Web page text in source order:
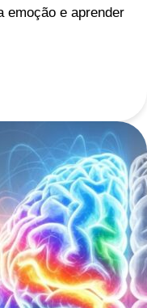
emoção e aprender